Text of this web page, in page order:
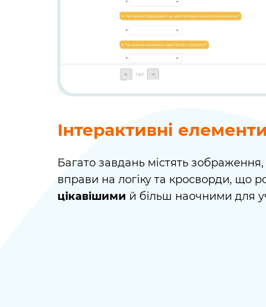
Інтерактивні елементи
Багато завдань містять
вправи на логіку та кросворди, що
цікавішими й більш наочними для